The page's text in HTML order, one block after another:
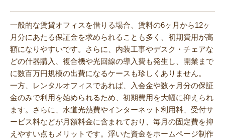
一般的な賃貸オフィスを借りる場合、賃料の6ヶ月から12ヶ
月分にあたる保証金を求められることも多く、初期費用が高
額になりやすいです。さらに、内装工事やデスク・チェアな
どの什器購入、複合機や光回線の導入費も発生し、開業まで
に数百万円規模の出費になるケースも珍しくありません。
一方、レンタルオフィスであれば、入会金や数ヶ月分の保証
金のみで利用を始められるため、初期費用を大幅に抑えられ
ます。さらに、水道光熱費やインターネット利用料、受付サ
ービス料などが月額料金に含まれており、毎月の固定費を抑
えやすい点もメリットです。浮いた資金をホームページ制作